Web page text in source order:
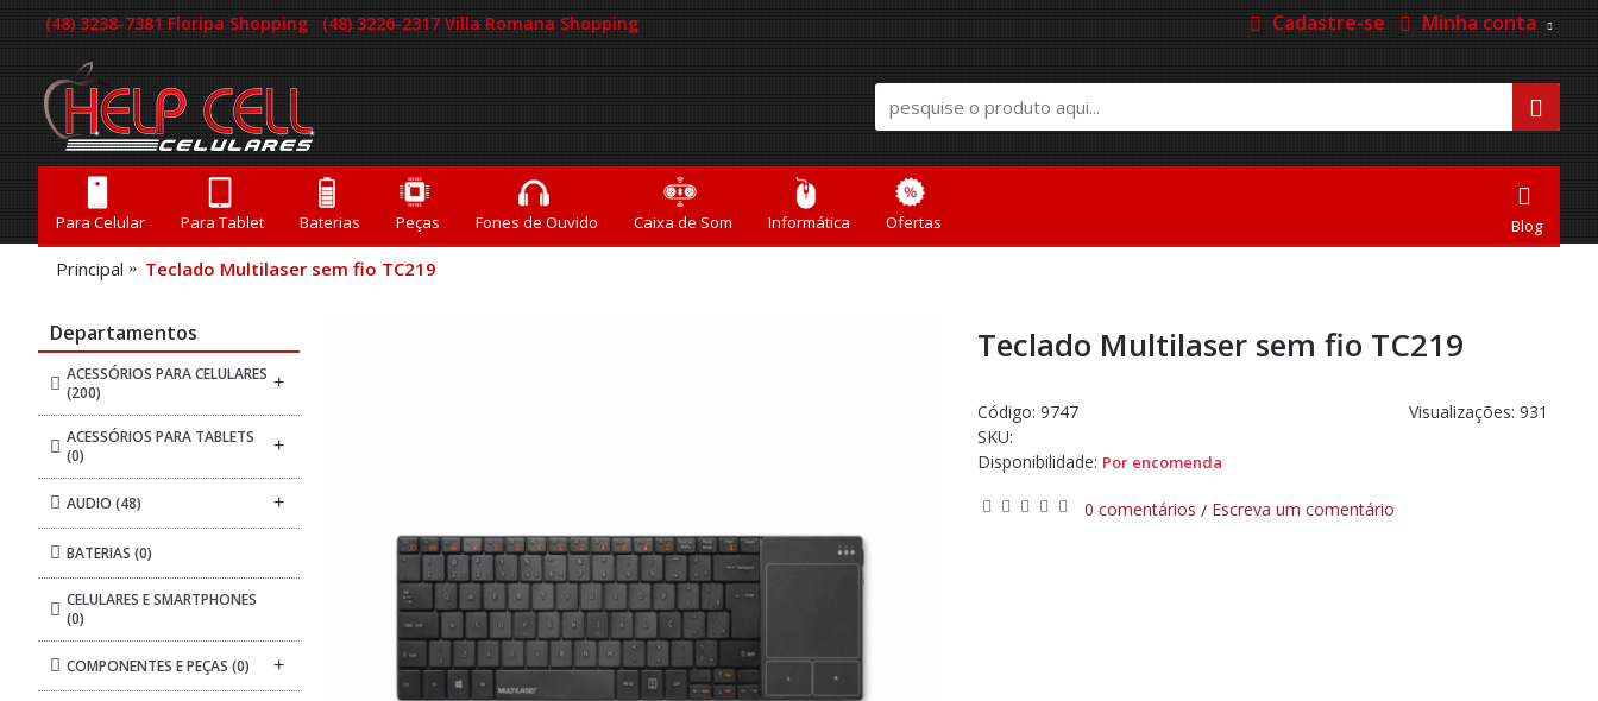
(48) 3238-7381 Floripa Shopping (48) 3226-2317 Villa Romana Shopping Cadastre-se Minha conta
Para Celular Para Tablet Baterias Peças Fones de Ouvido Caixa de Som Informática Ofertas Blog
Principal Teclado Multilaser sem fio TC219
Departamentos
ACESSÓRIOS PARA CELULARES
(200)
+
ACESSÓRIOS PARA TABLETS
(0)
+
AUDIO (48) +
BATERIAS (0)
CELULARES E SMARTPHONES
(0)
COMPONENTES E PEÇAS (0) +
Teclado Multilaser sem fio TC219
Visualizações: 931
Código: 9747
SKU:
Disponibilidade: Por encomenda
0 comentários / Escreva um comentário